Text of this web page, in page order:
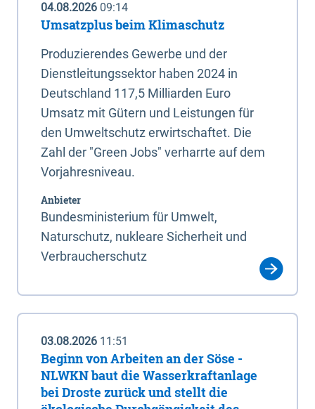
04.08.2026 09:14
Umsatzplus beim Klimaschutz
Produzierendes Gewerbe und der
Dienstleitungssektor haben 2024 in
Deutschland 117,5 Milliarden Euro
Umsatz mit Gütern und Leistungen für
den Umweltschutz erwirtschaftet. Die
Zahl der "Green Jobs" verharrte auf dem
Vorjahresniveau.
Anbieter
Bundesministerium für Umwelt,
Naturschutz, nukleare Sicherheit und
Verbraucherschutz
03.08.2026 11:51
Beginn von Arbeiten an der Söse -
NLWKN baut die Wasserkraftanlage
bei Droste zurück und stellt die